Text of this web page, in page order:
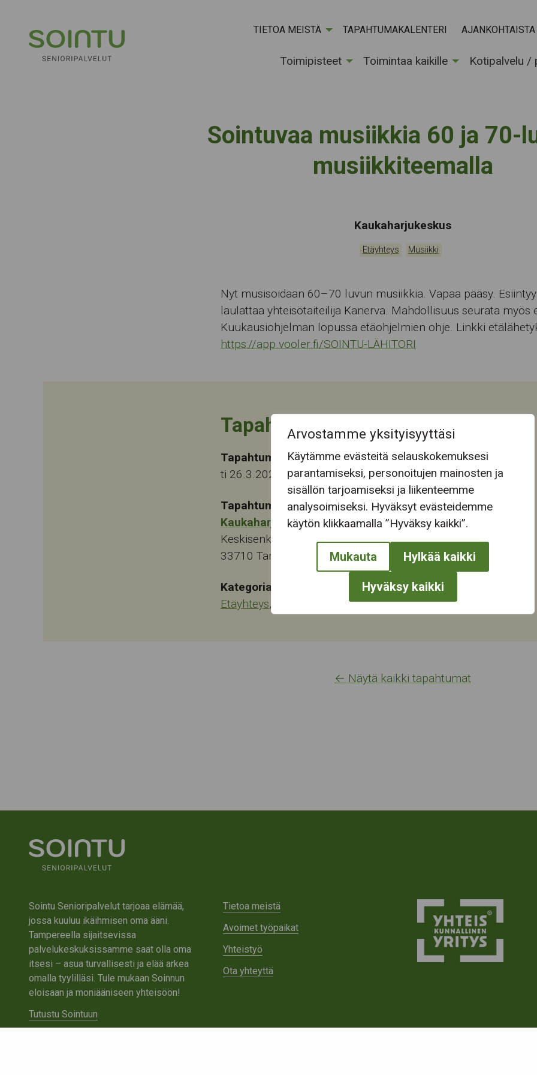
Arvostamme yksityisyyttäsi
Käytämme evästeitä selauskokemuksesi
parantamiseksi, personoitujen mainosten ja
sisällön tarjoamiseksi ja liikenteemme
analysoimiseksi. Hyväksyt evästeidemme
käytön klikkaamalla ”Hyväksy kaikki”.
Mukauta Hylkää kaikki
Hyväksy kaikki
TIETOA MEISTÄ TAPAHTUMAKALENTERI AJANKOHTAISTA
Toimipisteet Toimintaa kaikille Kotipalvelu /
Sointuvaa musiikkia 60 ja 70-
musiikkiteemalla
Tapahtumapaikka:
Kaukaharjukeskus
Kategoriat:
Etäyhteys Musiikki
Nyt musisoidaan 60–70 luvun musiikkia. Vapaa pääsy.
laulattaa yhteisötaiteilija Kanerva. Mahdollisuus seurata myös
Kuukausiohjelman lopussa etäohjelmien ohje. Linkki
https://app.vooler.fi/SOINTU-LÄHITORI
Tapahtuman tiedot
Tapahtuma-aika
ti 26.3.2024 13:00
Tapahtumapaikka:
Kaukaharjukeskus
Keskisenkatu 13-15
33710 Tampere
Kategoriat:
Etäyhteys,
← Näytä kaikki tapahtumat
Sointu Senioripalvelut tarjoaa elämää,
jossa kuuluu ikäihmisen oma ääni.
Tampereella sijaitsevissa
palvelukeskuksissamme saat olla oma
itsesi – asua turvallisesti ja elää arkea
omalla tyylilläsi. Tule mukaan Soinnun
eloisaan ja moniääniseen yhteisöön!
Tutustu Sointuun
Tietoa meistä
Avoimet työpaikat
Yhteistyö
Ota yhteyttä